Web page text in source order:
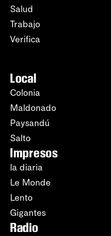
Salud
Trabajo
Verifica
Local
Colonia
Maldonado
Paysandú
Salto
Impresos
la diaria
Le Monde
Lento
Gigantes
Radio